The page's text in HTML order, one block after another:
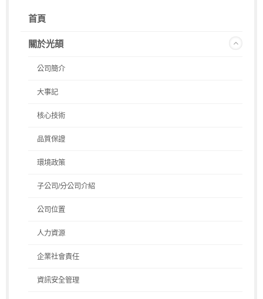
首頁
關於光頡
公司簡介
大事記
核心技術
品質保證
環境政策
子公司/分公司介紹
公司位置
人力資源
企業社會責任
資訊安全管理